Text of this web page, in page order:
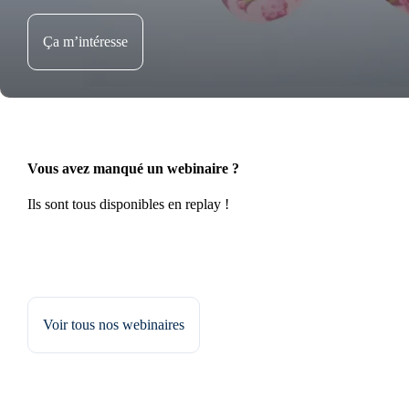
Ça m’intéresse
Vous avez manqué un webinaire ?
Ils sont tous disponibles en replay !
Voir tous nos webinaires